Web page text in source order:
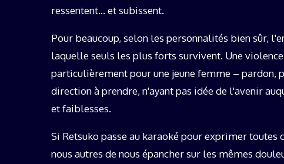
ressentent… et subissent.
Pour beaucoup, selon les personnalités bien sûr,
laquelle seuls les plus forts survivent. Une
particulièrement pour une jeune femme – pardon,
direction à prendre, n'ayant pas idée de l'avenir
et faiblesses.
Si Retsuko passe au karaoké pour exprimer toutes
nous autres de nous épancher sur les mêmes